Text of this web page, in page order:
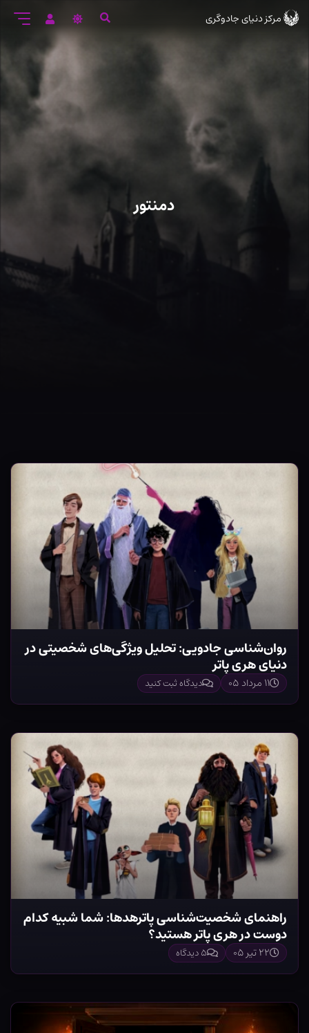
ورود
اصلی
مرکز دنیای جادوگری
دمنتور
روان‌شناسی جادویی: تحلیل ویژگی‌های شخصیتی در
دنیای هری پاتر
۱۱ مرداد ۰۵ دیدگاه ثبت کنید
راهنمای شخصیت‌شناسی پاترهدها: شما شبیه کدام
دوست در هری پاتر هستید؟
۲۲ تیر ۰۵ ۵ دیدگاه